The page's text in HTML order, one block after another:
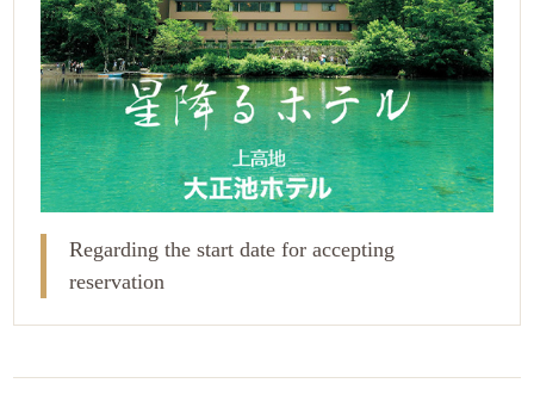
Regarding the start date for accepting
reservation